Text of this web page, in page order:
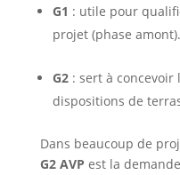
G1 : utile pour
projet (phase amont).
G2: sert à concevoir
dispositions de
Dans beaucoup de
G2 AVP est la